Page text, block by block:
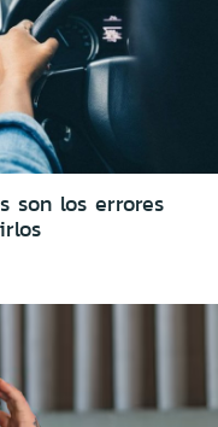
son los errores